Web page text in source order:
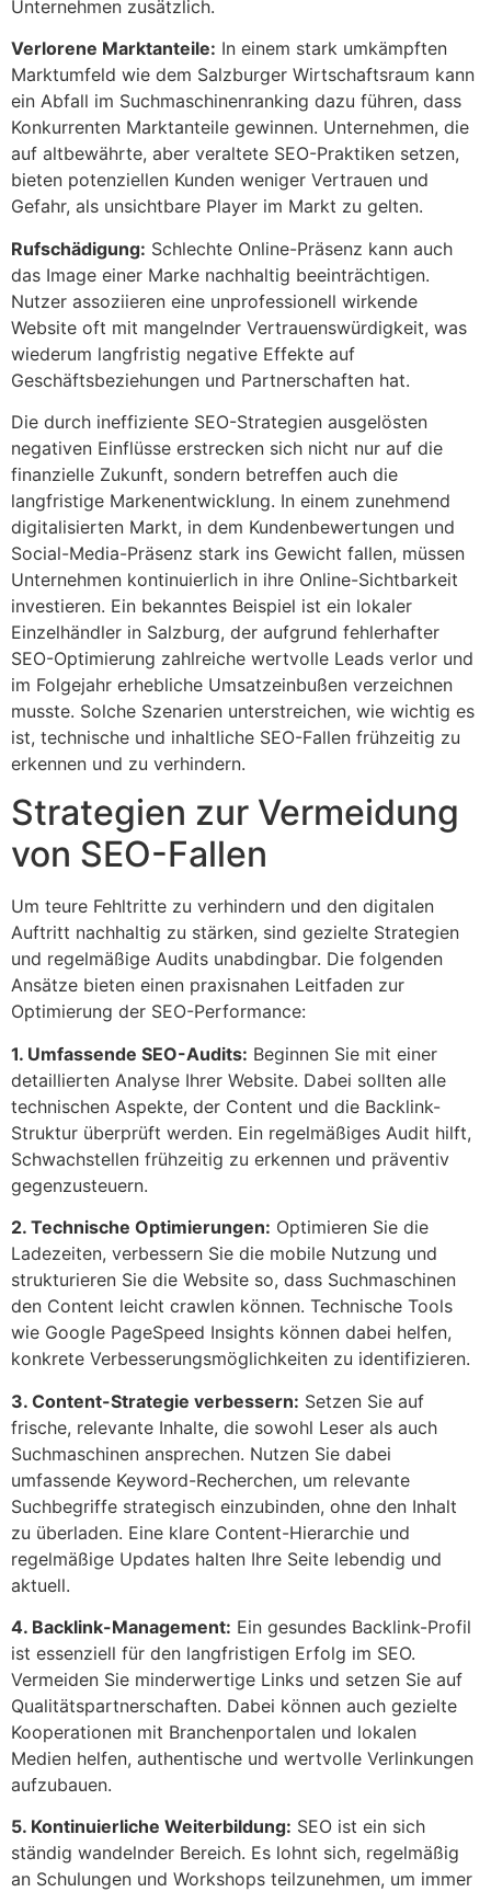
Unternehmen zusätzlich.
Verlorene Marktanteile: In einem stark umkämpften
Marktumfeld wie dem Salzburger Wirtschaftsraum kann
ein Abfall im Suchmaschinenranking dazu führen, dass
Konkurrenten Marktanteile gewinnen. Unternehmen, die
auf altbewährte, aber veraltete SEO-Praktiken setzen,
bieten potenziellen Kunden weniger Vertrauen und
Gefahr, als unsichtbare Player im Markt zu gelten.
Rufschädigung: Schlechte Online-Präsenz kann auch
das Image einer Marke nachhaltig beeinträchtigen.
Nutzer assoziieren eine unprofessionell wirkende
Website oft mit mangelnder Vertrauenswürdigkeit, was
wiederum langfristig negative Effekte auf
Geschäftsbeziehungen und Partnerschaften hat.
Die durch ineffiziente SEO-Strategien ausgelösten
negativen Einflüsse erstrecken sich nicht nur auf die
finanzielle Zukunft, sondern betreffen auch die
langfristige Markenentwicklung. In einem zunehmend
digitalisierten Markt, in dem Kundenbewertungen und
Social-Media-Präsenz stark ins Gewicht fallen, müssen
Unternehmen kontinuierlich in ihre Online-Sichtbarkeit
investieren. Ein bekanntes Beispiel ist ein lokaler
Einzelhändler in Salzburg, der aufgrund fehlerhafter
SEO-Optimierung zahlreiche wertvolle Leads verlor und
im Folgejahr erhebliche Umsatzeinbußen verzeichnen
musste. Solche Szenarien unterstreichen, wie wichtig es
ist, technische und inhaltliche SEO-Fallen frühzeitig zu
erkennen und zu verhindern.
Strategien zur Vermeidung
von SEO-Fallen
Um teure Fehltritte zu verhindern und den digitalen
Auftritt nachhaltig zu stärken, sind gezielte Strategien
und regelmäßige Audits unabdingbar. Die folgenden
Ansätze bieten einen praxisnahen Leitfaden zur
Optimierung der SEO-Performance:
1. Umfassende SEO-Audits: Beginnen Sie mit einer
detaillierten Analyse Ihrer Website. Dabei sollten alle
technischen Aspekte, der Content und die Backlink-
Struktur überprüft werden. Ein regelmäßiges Audit hilft,
Schwachstellen frühzeitig zu erkennen und präventiv
gegenzusteuern.
2. Technische Optimierungen: Optimieren Sie die
Ladezeiten, verbessern Sie die mobile Nutzung und
strukturieren Sie die Website so, dass Suchmaschinen
den Content leicht crawlen können. Technische Tools
wie Google PageSpeed Insights können dabei helfen,
konkrete Verbesserungsmöglichkeiten zu identifizieren.
3. Content-Strategie verbessern: Setzen Sie auf
frische, relevante Inhalte, die sowohl Leser als auch
Suchmaschinen ansprechen. Nutzen Sie dabei
umfassende Keyword-Recherchen, um relevante
Suchbegriffe strategisch einzubinden, ohne den Inhalt
zu überladen. Eine klare Content-Hierarchie und
regelmäßige Updates halten Ihre Seite lebendig und
aktuell.
4. Backlink-Management: Ein gesundes Backlink-Profil
ist essenziell für den langfristigen Erfolg im SEO.
Vermeiden Sie minderwertige Links und setzen Sie auf
Qualitätspartnerschaften. Dabei können auch gezielte
Kooperationen mit Branchenportalen und lokalen
Medien helfen, authentische und wertvolle Verlinkungen
aufzubauen.
5. Kontinuierliche Weiterbildung: SEO ist ein sich
ständig wandelnder Bereich. Es lohnt sich, regelmäßig
an Schulungen und Workshops teilzunehmen, um immer